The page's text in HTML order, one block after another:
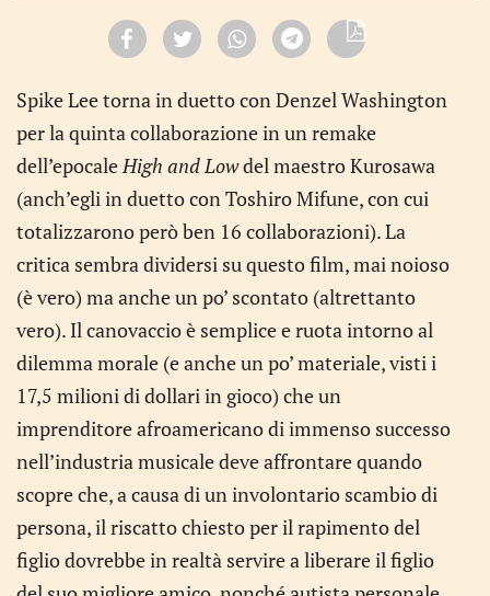
Spike Lee torna in duetto con Denzel Washington
per la quinta collaborazione in un remake
dell’epocaleHigh and Lowdel maestro Kurosawa
(anch’egli in duetto con Toshiro Mifune, con cui
totalizzarono però ben 16 collaborazioni). La
critica sembra dividersi su questo film, mai noioso
(è vero) ma anche un po’ scontato (altrettanto
vero). Il canovaccio è semplice e ruota intorno al
dilemma morale (e anche un po’ materiale, visti i
17,5 milioni di dollari in gioco) che un
imprenditore afroamericano di immenso successo
nell’industria musicale deve affrontare quando
scopre che, a causa di un involontario scambio di
persona, il riscatto chiesto per il rapimento del
figlio dovrebbe in realtà servire a liberare il figlio